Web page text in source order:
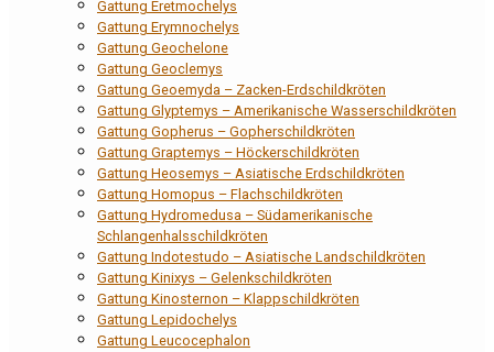
Gattung Eretmochelys
Gattung Erymnochelys
Gattung Geochelone
Gattung Geoclemys
Gattung Geoemyda – Zacken-Erdschildkröten
Gattung Glyptemys – Amerikanische Wasserschildkröten
Gattung Gopherus – Gopherschildkröten
Gattung Graptemys – Höckerschildkröten
Gattung Heosemys – Asiatische Erdschildkröten
Gattung Homopus – Flachschildkröten
Gattung Hydromedusa – Südamerikanische
Schlangenhalsschildkröten
Gattung Indotestudo – Asiatische Landschildkröten
Gattung Kinixys – Gelenkschildkröten
Gattung Kinosternon – Klappschildkröten
Gattung Lepidochelys
Gattung Leucocephalon